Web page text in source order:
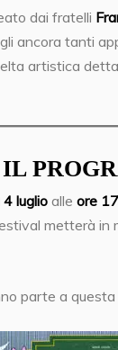
dai fratelli
ancora tanti
artistica
luglioalle ore
metterà in
parte a